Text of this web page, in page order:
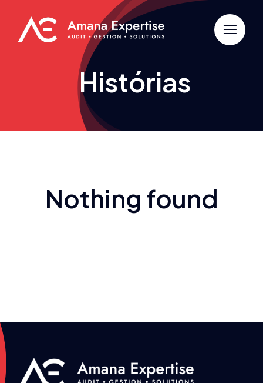
contenu
Histórias
Nothing found